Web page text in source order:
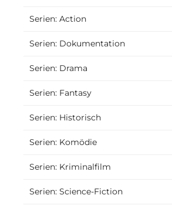
Serien: Action
Serien: Dokumentation
Serien: Drama
Serien: Fantasy
Serien: Historisch
Serien: Komödie
Serien: Kriminalfilm
Serien: Science-Fiction